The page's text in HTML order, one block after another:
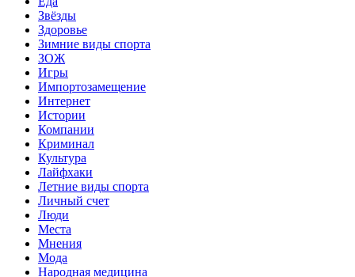
Звёзды
Здоровье
Зимние виды спорта
ЗОЖ
Игры
Импортозамещение
Интернет
Истории
Компании
Криминал
Культура
Лайфхаки
Летние виды спорта
Личный счет
Люди
Места
Мнения
Мода
Народная медицина